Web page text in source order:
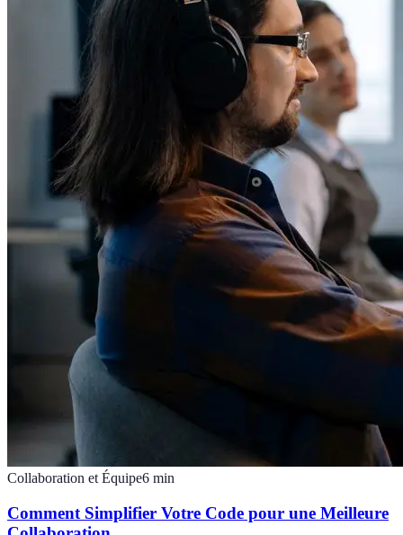
Collaboration et Équipe6 min
Comment Simplifier Votre Code pour une Meilleure